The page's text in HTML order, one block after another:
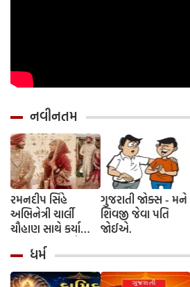
નવીનતમ
રમનદીપ સિંહે
અભિનેત્રી ચાર્લી
ચૌહાણ સાથે કર્યા
લગ્ન, જશ્નમાં ક્રિકેટ
જગતના કલાકારોની
હાજરી
ગુજરાતી જોક્સ - મને
શિવજી જેવા પતિ
જોઈએ.
ધર્મ